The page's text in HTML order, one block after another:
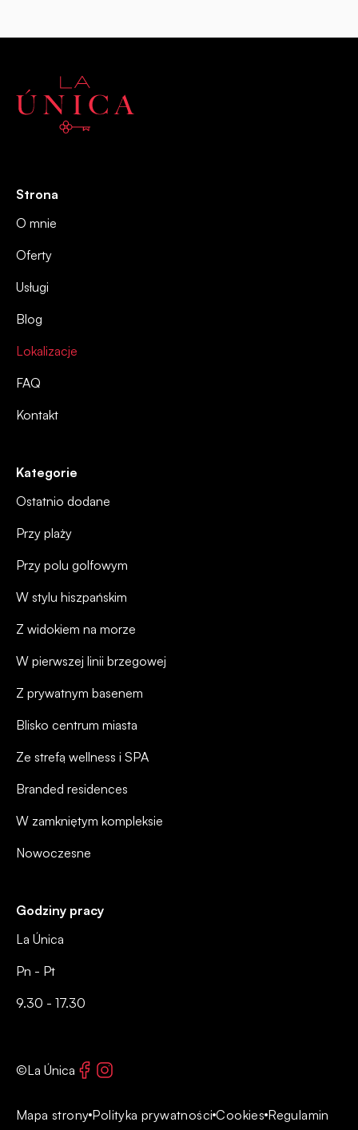
Godziny pracy
La Única
Pn - Pt
9.30 - 17.30
Strona
O mnie
Oferty
Usługi
Blog
Lokalizacje
FAQ
Kontakt
Kategorie
Ostatnio dodane
Przy plaży
Przy polu golfowym
W stylu hiszpańskim
Z widokiem na morze
W pierwszej linii brzegowej
Z prywatnym basenem
Blisko centrum miasta
Ze strefą wellness i SPA
Branded residences
W zamkniętym kompleksie
Nowoczesne
Mapa strony Polityka prywatności Cookies Regulamin
©La Única Facebook
Instagram